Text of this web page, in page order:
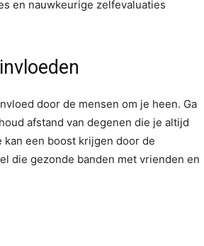
en nauwkeurige zelfevaluaties
door de mensen om je heen. Ga
afstand van degenen die je altijd
kan een boost krijgen door de
die gezonde banden met vrienden en